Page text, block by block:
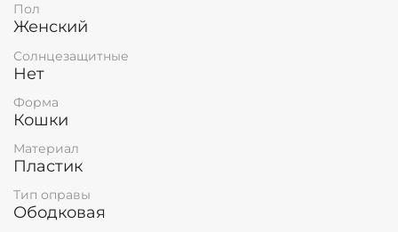
Пол
Женский
Солнцезащитные
Нет
Форма
Кошки
Материал
Пластик
Тип оправы
Ободковая